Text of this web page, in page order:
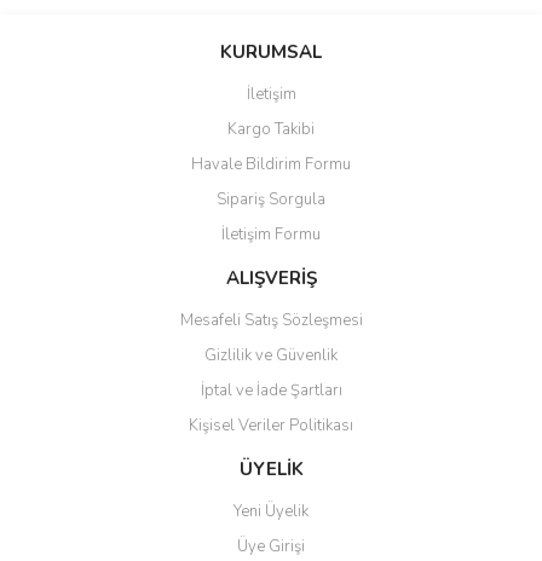
Bu ürüne ilk yorumu siz yapın!
Ürün resmi kalitesiz, bozuk veya görüntülenemiyor.
Ürün açıklamasında eksik bilgiler bulunuyor.
Ürün bilgilerinde hatalar bulunuyor.
Ürün fiyatı diğer sitelerden daha pahalı.
Bu ürüne benzer farklı alternatifler olmalı.
Gönder
KURUMSAL
İletişim
Kargo Takibi
Havale Bildirim Formu
Sipariş Sorgula
İletişim Formu
ALIŞVERİŞ
Mesafeli Satış Sözleşmesi
Gizlilik ve Güvenlik
İptal ve İade Şartları
Kişisel Veriler Politikası
ÜYELİK
Yeni Üyelik
Üye Girişi